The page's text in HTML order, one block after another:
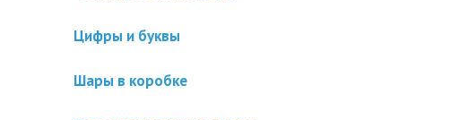
Цифры и буквы
Шары в коробке